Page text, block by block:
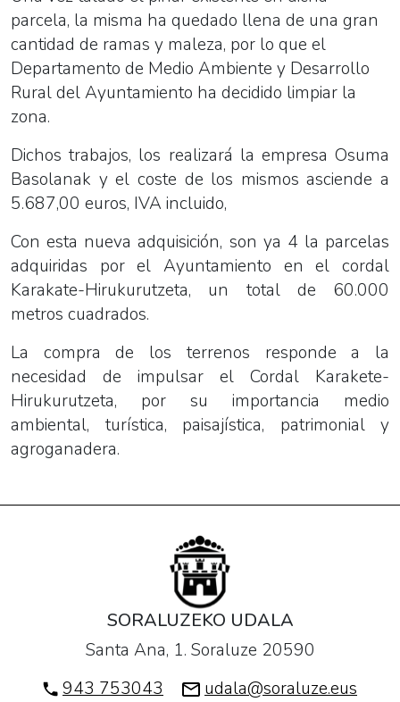
parcela, la misma ha quedado llena de una gran
cantidad de ramas y maleza, por lo que el
Departamento de Medio Ambiente y Desarrollo
Rural del Ayuntamiento ha decidido limpiar la
zona.
Dichos trabajos, los realizará la empresa Osuma
Basolanak y el coste de los mismos asciende a
5.687,00 euros, IVA incluido,
Con esta nueva adquisición, son ya 4 la parcelas
adquiridas por el Ayuntamiento en el cordal
Karakate-Hirukurutzeta, un total de 60.000
metros cuadrados.
La compra de los terrenos responde a la
necesidad de impulsar el Cordal Karakete-
Hirukurutzeta, por su importancia medio
ambiental, turística, paisajística, patrimonial y
agroganadera.
SORALUZEKO UDALA
Santa Ana, 1. Soraluze 20590
943 753043
udala@soraluze.eus